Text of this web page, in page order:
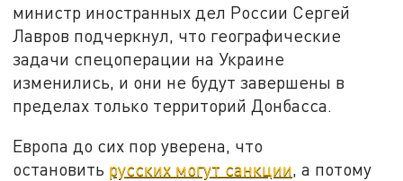
министр иностранных дел России Сергей
Лавров подчеркнул, что географические
задачи спецоперации на Украине
изменились, и они не будут завершены в
пределах только территорий Донбасса.
Европа до сих пор уверена, что
остановить русских могут санкции, а потому